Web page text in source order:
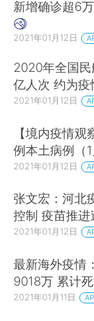
新增确诊超6万
2021年01月12日
2020年全国
亿人次 约为疫
2021年01月12日
【境内疫情
例本土病例（1
2021年01月12日
张文宏：河北
控制 疫苗推
2021年01月12日
最新海外疫情
9018万 累计
2021年01月11日